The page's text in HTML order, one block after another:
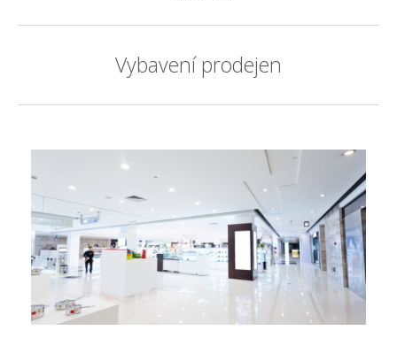
Vybavení prodejen